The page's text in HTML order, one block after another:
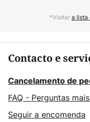
*Visitara lista
Contacto e
Cancelamento de
FAQ - Perguntas
Seguir a encomenda